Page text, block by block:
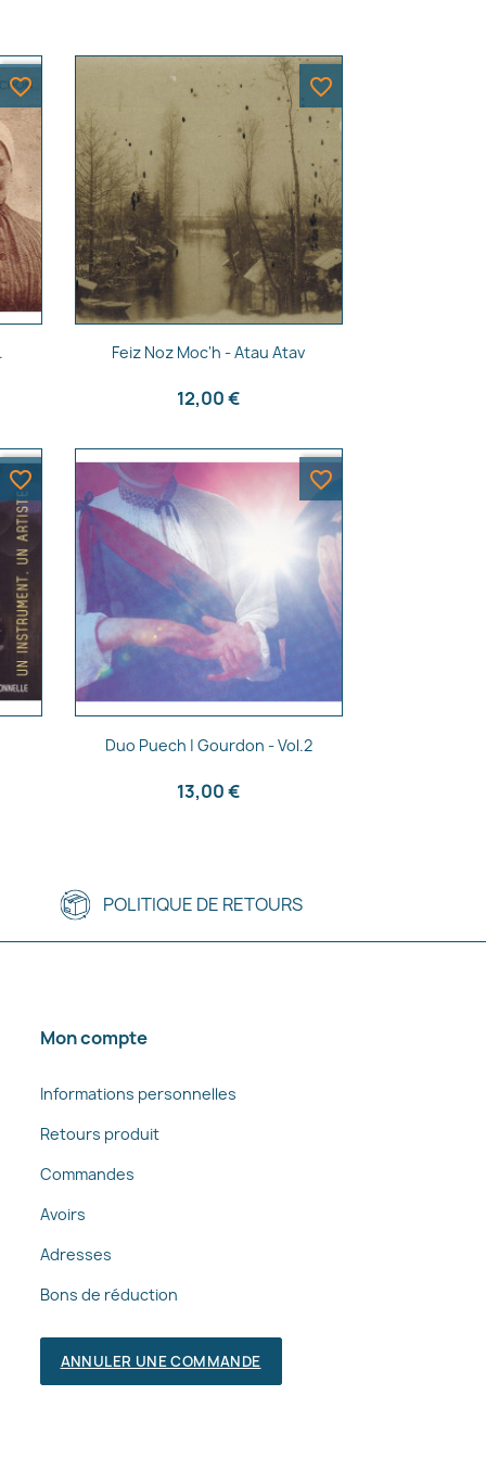
favorite_border
Aperçu rapide
Feiz Noz Moc'h - Atau Atav
12,00 €
favorite_border
favorite_border
Aperçu rapide
Duo Puech | Gourdon - Vol.2
13,00 €
favorite_border
POLITIQUE DE RETOURS
Mon compte
Informations personnelles
Retours produit
Commandes
Avoirs
Adresses
Bons de réduction
ANNULER UNE COMMANDE